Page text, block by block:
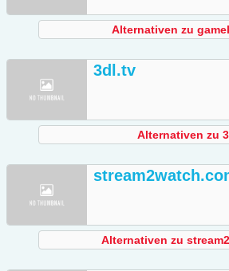
Alternativen zu
3dl.tv
Alternativen zu
Alternativen zu